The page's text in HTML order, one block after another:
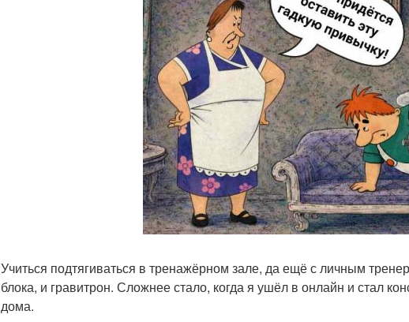
Учиться подтягиваться в тренажёрном зале, да ещё с личным
блока, и гравитрон. Сложнее стало, когда я ушёл в онлайн и стал
дома.